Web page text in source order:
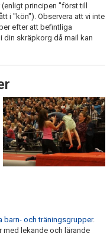
principen "först till
i "kön"). Observera att vi inte
efter att befintliga
din skräpkorg då mail kan
barn- och träningsgrupper.
med lekande och lärande